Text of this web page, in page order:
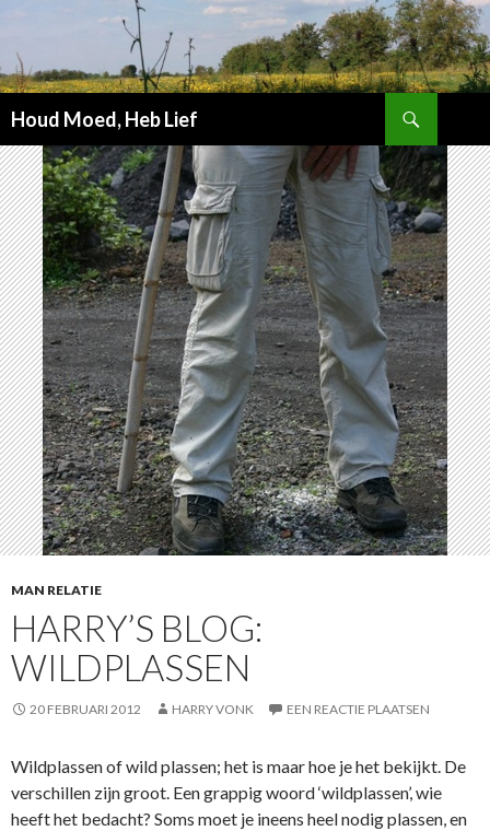
Houd Moed, Heb Lief
NAAR
INHOUD
MAN RELATIE
HARRY’S BLOG:
WILDPLASSEN
20 FEBRUARI 2012 HARRY VONK EEN REACTIE PLAATSEN
Wildplassen of wild plassen; het is maar hoe je het bekijkt. De
verschillen zijn groot. Een grappig woord ‘wildplassen’, wie
heeft het bedacht? Soms moet je ineens heel nodig plassen, en